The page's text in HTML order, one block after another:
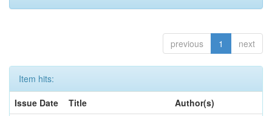
previous 1 next
Item hits:
Issue Date
Title
Author(s)